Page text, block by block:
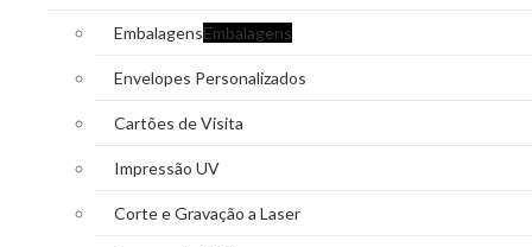
EmbalagensEmbalagens
Envelopes Personalizados
Cartões de Visita
Impressão UV
Corte e Gravação a Laser